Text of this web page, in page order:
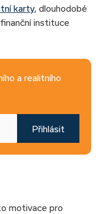
karty, dlouhodobé
instituce
a realitního
Přihlásit
motivace pro